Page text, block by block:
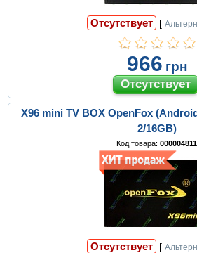
Отсутствует [
966 грн
X96 mini TV BOX OpenFox
2/16GB)
Код товара:000004811
Отсутствует [